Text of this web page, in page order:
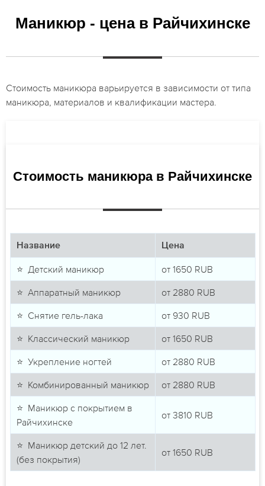
Маникюр - цена в Райчихинске
Стоимость маникюра варьируется в зависимости от типа
маникюра, материалов и квалификации мастера.
Стоимость маникюра в Райчихинске
Название Цена
⭐ Детский маникюр от 1650 RUB
⭐ Аппаратный маникюр от 2880 RUB
⭐ Снятие гель-лака от 930 RUB
⭐ Классический маникюр от 1650 RUB
⭐ Укрепление ногтей от 2880 RUB
⭐ Комбинированный маникюр от 2880 RUB
⭐ Маникюр с покрытием в
Райчихинске
от 3810 RUB
⭐ Маникюр детский до 12 лет.
(без покрытия)
от 1650 RUB